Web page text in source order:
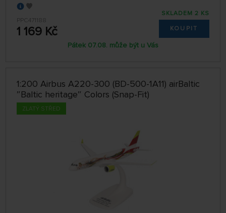
PPC471188
1 169 Kč
SKLADEM 2 KS
KOUPIT
Pátek 07.08. může být u Vás
1:200 Airbus A220-300 (BD-500-1A11) airBaltic
″Baltic heritage″ Colors (Snap-Fit)
ZLATÝ STŘED